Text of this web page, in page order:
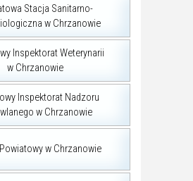
Stacja Sanitarno-
w Chrzanowie
Inspektorat Weterynarii
w Chrzanowie
Inspektorat Nadzoru
w Chrzanowie
w Chrzanowie